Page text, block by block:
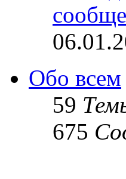
Обо всем
59
675